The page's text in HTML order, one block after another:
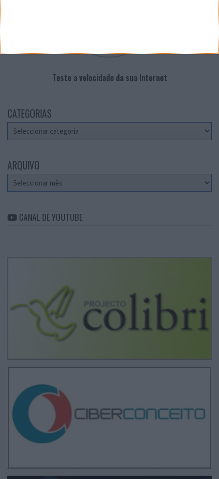
Teste a velocidade da sua Internet
CATEGORIAS
Categorias
ARQUIVO
Arquivo
CANAL DE YOUTUBE